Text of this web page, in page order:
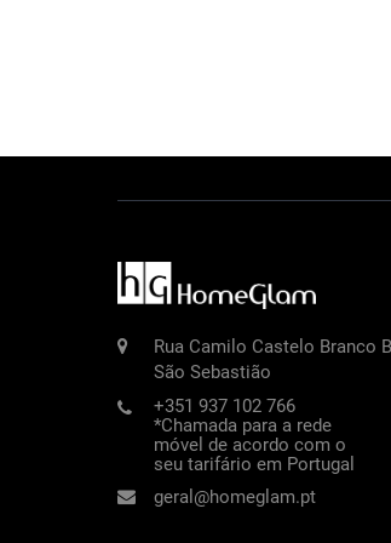
Rua Camilo Castelo Branco
São Sebastião
+351 937 102 766
*Chamada para a rede
móvel de acordo com o
seu tarifário em Portugal
geral@homeglam.pt